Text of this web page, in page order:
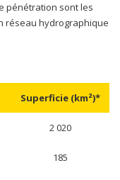
pénétration sont les
réseau hydrographique
Superficie (km²)*
2 020
185